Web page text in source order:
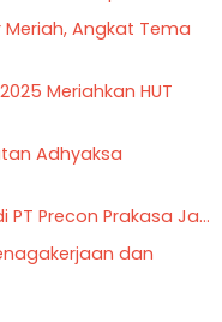
Meriah, Angkat Tema
Meriahkan HUT
Adhyaksa
PT Precon Prakasa Ja...
dan